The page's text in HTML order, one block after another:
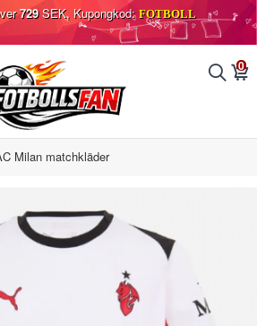
729SEK, Kupongkod: FOTBOLL
󰂨 0
󰃦
Milan matchkläder